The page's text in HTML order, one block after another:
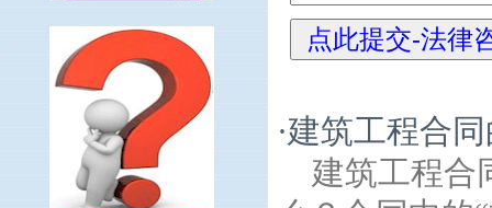
·建筑工程合
建筑工程合